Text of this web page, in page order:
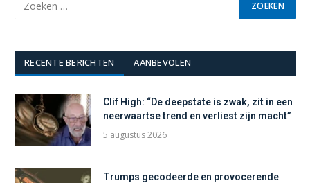
RECENTE BERICHTEN AANBEVOLEN
Clif High: “De deepstate is zwak, zit in een
neerwaartse trend en verliest zijn macht”
5 augustus 2026
Trumps gecodeerde en provocerende